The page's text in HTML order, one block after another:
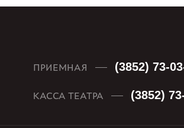
ПРИЕМНАЯ (3852) 73-
КАССА ТЕАТРА (3852)